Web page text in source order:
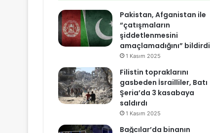
Pakistan, Afganistan ile
“çatışmaların
şiddetlenmesini
amaçlamadığını” bildirdi
1 Kasım 2025
Filistin topraklarını
gasbeden İsrailliler, Batı
Şeria’da 3 kasabaya
saldırdı
1 Kasım 2025
Bağcılar’da binanın